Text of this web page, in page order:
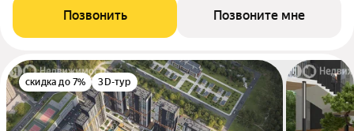
Позвонить Позвоните мне
скидка до 7% 3D-тур